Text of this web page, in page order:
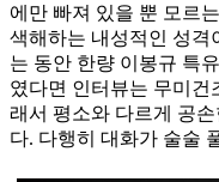
에만 빠져 있을 뿐 모르
색해하는 내성적인 성격
는 동안 한량 이봉규 특
였다면 인터뷰는 무미건
래서 평소와 다르게 공
다. 다행히 대화가 술술